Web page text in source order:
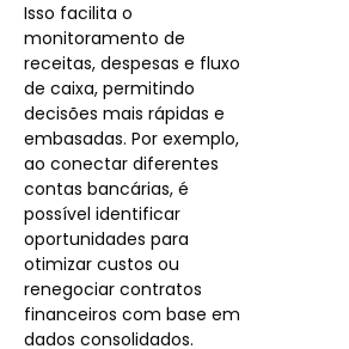
Isso facilita o
monitoramento de
receitas, despesas e fluxo
de caixa, permitindo
decisões mais rápidas e
embasadas. Por exemplo,
ao conectar diferentes
contas bancárias, é
possível identificar
oportunidades para
otimizar custos ou
renegociar contratos
financeiros com base em
dados consolidados.